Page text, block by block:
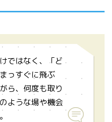
スロケット（アルコー
料に飛ばします。
ではなく、「ど
っすぐに飛ぶ
ら、何度も取り
ような場や機会